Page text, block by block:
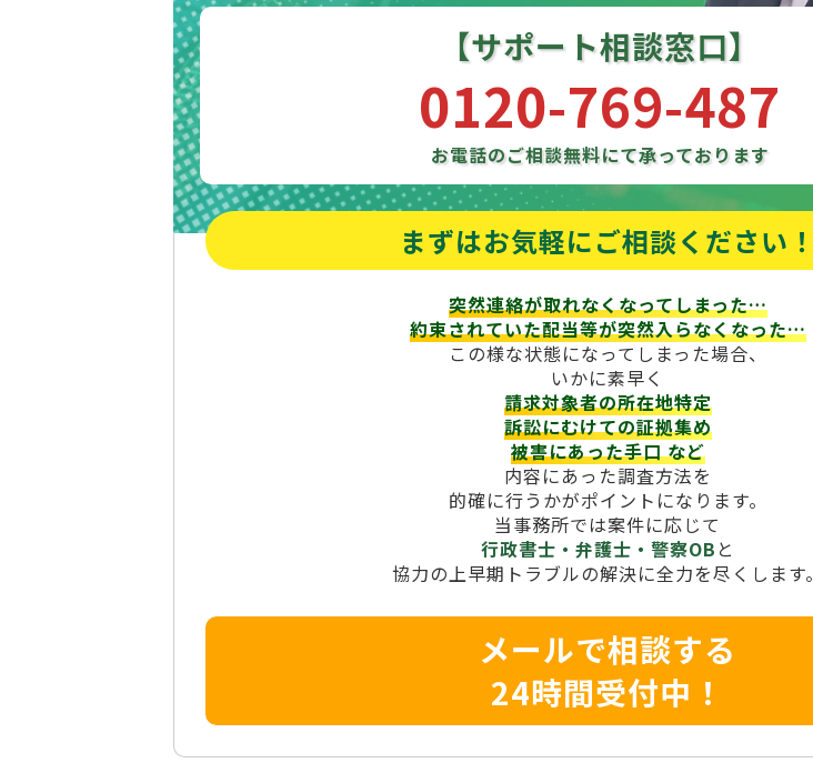
【サポート相談窓口】
0120-769-487
お電話のご相談無料にて承っております
まずはお気軽にご相談ください！
突然連絡が取れなくなってしまった…
約束されていた配当等が突然入らなくなった…
この様な状態になってしまった場合、
いかに素早く
請求対象者の所在地特定
訴訟にむけての証拠集め
被害にあった手口など
内容にあった調査方法を
的確に行うかがポイントになります。
当事務所では案件に応じて
行政書士・弁護士・警察OB と
協力の上早期トラブルの解決に全力を尽くします。
メールで相談する
24時間受付中！